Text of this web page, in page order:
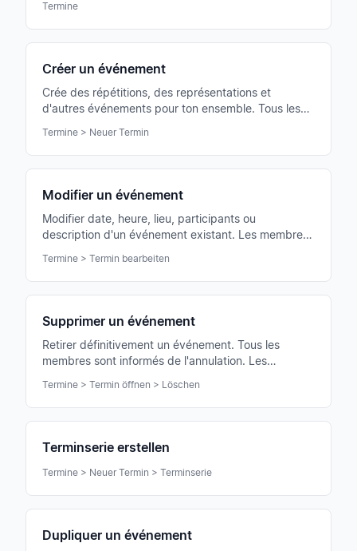
Termine
Créer un événement
Crée des répétitions, des représentations et
d'autres événements pour ton ensemble. Tous les
décliner.
Termine > Neuer Termin
Modifier un événement
Modifier date, heure, lieu, participants ou
description d'un événement existant. Les membres
Termine > Termin bearbeiten
Supprimer un événement
Retirer définitivement un événement. Tous les
membres sont informés de l'annulation. Les
Termine > Termin öffnen > Löschen
Terminserie erstellen
Termine > Neuer Termin > Terminserie
Dupliquer un événement